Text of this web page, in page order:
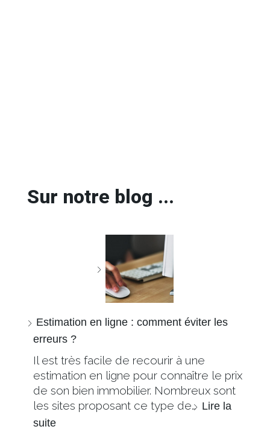
Sur notre blog ...
Estimation en ligne : comment éviter les
erreurs ?
Il est très facile de recourir à une
estimation en ligne pour connaître le prix
de son bien immobilier. Nombreux sont
les sites proposant ce type de… Lire la
suite